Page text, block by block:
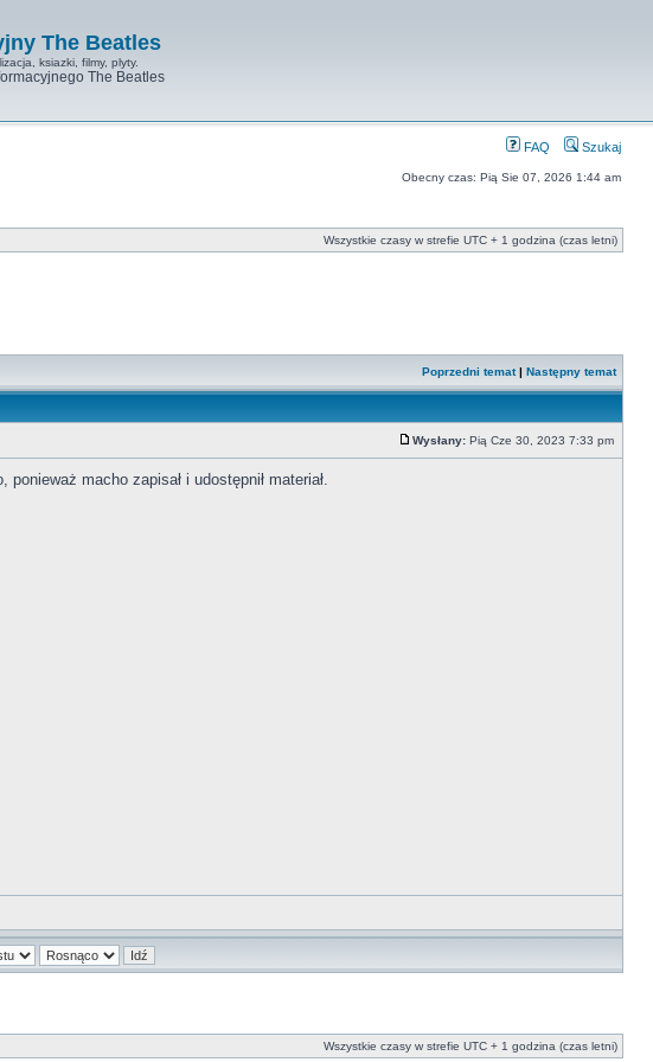
The Beatles
ksiazki, filmy, plyty.
The Beatles
FAQ Szukaj
Obecny czas: Pią Sie 07, 2026 1:44 am
Wszystkie czasy w strefie UTC + 1 godzina (czas letni)
Poprzedni temat| Następny temat
Wysłany: Pią Cze 30, 2023 7:33 pm
macho zapisał i udostępnił materiał.
Wszystkie czasy w strefie UTC + 1 godzina (czas letni)